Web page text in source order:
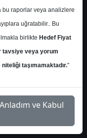
bu raporlar veya analizlere
uğratabilir.. Bu
birlikte Hedef Fiyat
tavsiye veya yorum
taşımamaktadır."
ve Kabul